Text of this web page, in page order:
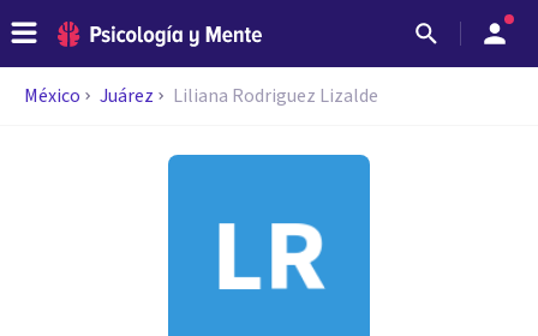
México Juárez Liliana Rodriguez Lizalde